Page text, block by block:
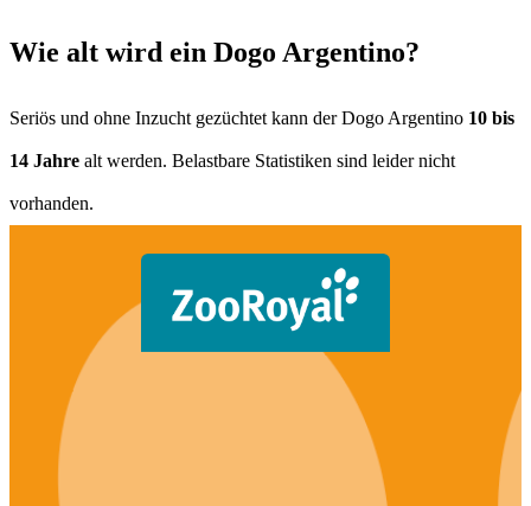
Wie alt wird ein Dogo Argentino?
Seriös und ohne Inzucht gezüchtet kann der Dogo Argentino 10 bis
14 Jahre alt werden. Belastbare Statistiken sind leider nicht
vorhanden.